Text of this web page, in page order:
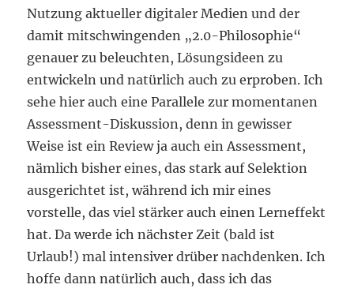
Nutzung aktueller digitaler Medien und der
damit mitschwingenden „2.0-Philosophie“
genauer zu beleuchten, Lösungsideen zu
entwickeln und natürlich auch zu erproben. Ich
sehe hier auch eine Parallele zur momentanen
Assessment-Diskussion, denn in gewisser
Weise ist ein Review ja auch ein Assessment,
nämlich bisher eines, das stark auf Selektion
ausgerichtet ist, während ich mir eines
vorstelle, das viel stärker auch einen Lerneffekt
hat. Da werde ich nächster Zeit (bald ist
Urlaub!) mal intensiver drüber nachdenken. Ich
hoffe dann natürlich auch, dass ich das